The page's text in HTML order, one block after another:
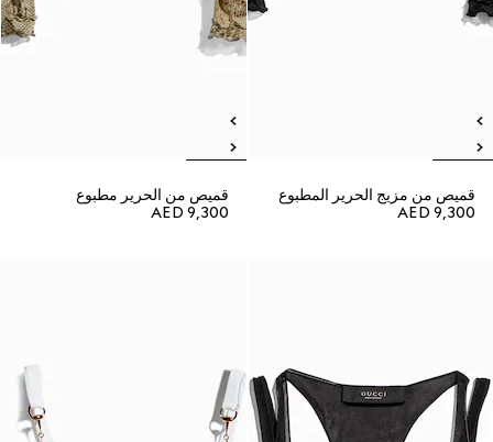
قميص من مزيج الحرير المطبوع
AED 9,300
قميص من الحرير مطبوع
AED 9,300